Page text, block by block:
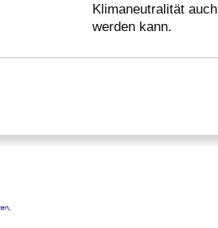
Klimaneutralität
werden kann.